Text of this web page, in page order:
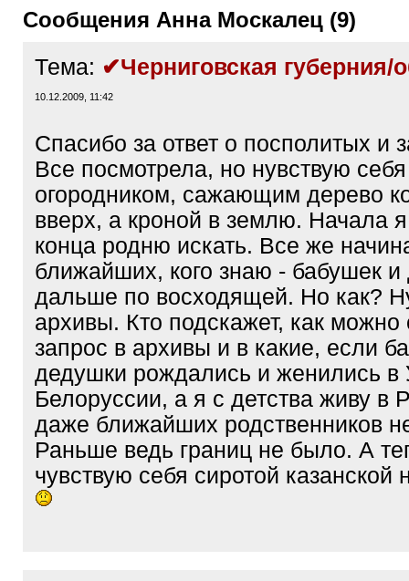
Сообщения Анна Москалец (9)
Тема: ✔Черниговская губерния/
10.12.2009, 11:42
Спасибо за ответ о посполитых и
Все посмотрела, но нувствую себя
огородником, сажающим дерево
вверх, а кроной в землю. Начала я
конца родню искать. Все же
ближайших, кого знаю - бабушек
дальше по восходящей. Но как?
архивы. Кто подскажет, как можно
запрос в архивы и в какие, если
дедушки рождались и женились в
Белоруссии, а я с детства живу в
даже ближайших родственников
Раньше ведь границ не было. А
чувствую себя сиротой казанской